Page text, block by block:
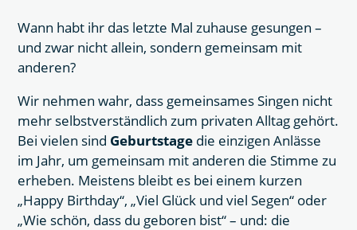
Wann habt ihr das letzte Mal zuhause gesungen –
und zwar nicht allein, sondern gemeinsam mit
anderen?
Wir nehmen wahr, dass gemeinsames Singen nicht
mehr selbstverständlich zum privaten Alltag gehört.
Bei vielen sind Geburtstage die einzigen Anlässe
im Jahr, um gemeinsam mit anderen die Stimme zu
erheben. Meistens bleibt es bei einem kurzen
„Happy Birthday“, „Viel Glück und viel Segen“ oder
„Wie schön, dass du geboren bist“ – und: die